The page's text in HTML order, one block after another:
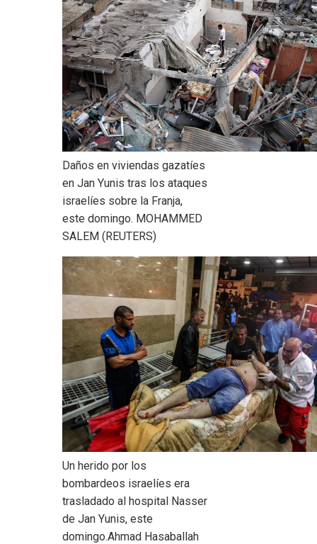
Daños en viviendas gazatíes
en Jan Yunis tras los ataques
israelíes sobre la Franja,
este domingo. MOHAMMED
SALEM (REUTERS)
Un herido por los
bombardeos israelíes era
trasladado al hospital Nasser
de Jan Yunis, este
domingo.Ahmad Hasaballah